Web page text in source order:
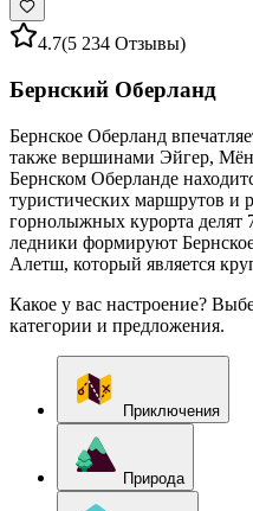
4.7(5 234 Отзывы)
Бернский Оберланд
Бернское Оберланд
также вершинами Эйгер,
Бернском Оберланде
туристических маршрутов и
горнолыжных курорта делят
ледники формируют
Алетш, который является
Какое у вас настроение?
категории и предложения.
Приключения
Природа